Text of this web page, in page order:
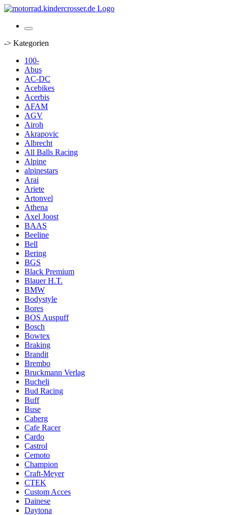
-> Kategorien
100-
Abus
AC-DC
Acebikes
Acerbis
AFAM
AGV
Airoh
Akrapovic
Albrecht
All Balls Racing
Alpine
alpinestars
Arai
Ariete
Artonvel
Athena
Axel Joost
BAAS
Beeline
Bell
Bering
BGS
Black Premium
Blauer H.T.
BMW
Bodystyle
Bores
BOS Auspuff
Bosch
Bowtex
Braking
Brandit
Brembo
Bruckmann Verlag
Bucheli
Bud Racing
Buff
Buse
Caberg
Cafe Racer
Cardo
Castrol
Cemoto
Champion
Craft-Meyer
CTEK
Custom Acces
Dainese
Daytona